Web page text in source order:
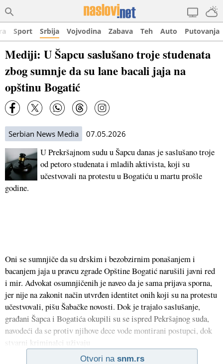
Sport Srbija Vojvodina Zabava Teh Auto Putovanja
Mediji: U Šapcu saslušano troje studenata
zbog sumnje da su lane bacali jaja na
opštinu Bogatić
Serbian News Media 07.05.2026
U Prekršajnom sudu u Šapcu danas je saslušano troje
od petoro studenata i mladih aktivista, koji su
učestvovali na protestu u Bogatiću u martu prošle
godine.
Oni se sumnjiče da su drskim i bezobzirnim ponašanjem i
bacanjem jaja u pravcu zgrade Opštine Bogatić narušili javni red
i mir. Advokat osumnjičenih je naveo da je sama prijava sporna,
jer nije na zakonit način utvrđen identitet onih koji su na protestu
učestvovali, pišu Šabačke novosti. Dok je trajalo saslušanje,
građani Šapca i Bogatića okupili su se ispred Pekršajnog suda,
navodeći da se protiv njihove dece vode montirani postupci, dok
stvarni kriminalci uživaju
Otvori na snm.rs